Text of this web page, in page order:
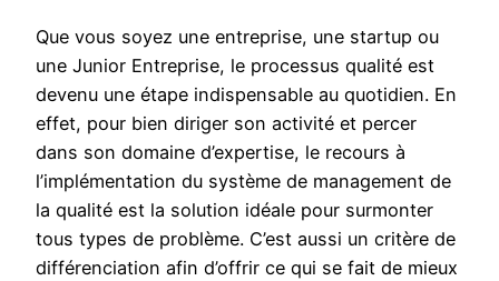
Que vous soyez une entreprise, une startup ou
une Junior Entreprise, le processus qualité est
devenu une étape indispensable au quotidien. En
effet, pour bien diriger son activité et percer
dans son domaine d’expertise, le recours à
l’implémentation du système de management de
la qualité est la solution idéale pour surmonter
tous types de problème. C’est aussi un critère de
différenciation afin d’offrir ce qui se fait de mieux